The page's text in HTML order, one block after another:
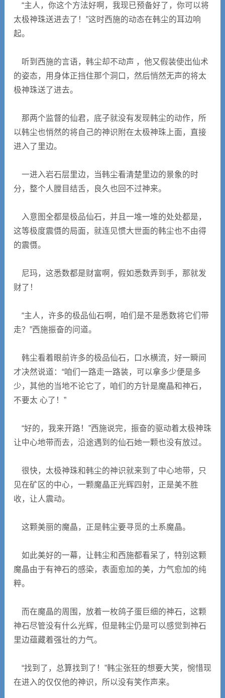
“主人，你这个方法好啊，我现已预备好了，你可以将
太极神珠送进去了！”这时西施的动态在韩尘的耳边响
起。
听到西施的言语，韩尘却不动声 ，他又假装使出仙术
的姿态，用身体正挡住那个洞口，然后悄然无声的将太
极神珠送了进去。
那两个监督的仙君，底子就没有发现韩尘的动作，所
以韩尘也悄然的将自己的神识附在太极神珠上面，直接
进入了里边。
一进入岩石层里边，当韩尘看清楚里边的景象的时
分，整个人膛目结舌，良久也回不过神来。
入意图全都是极品仙石，并且一堆一堆的处处都是，
这等极度震慑的局面，就连见惯大世面的韩尘也不由得
的震慑。
尼玛，这悉数都是财富啊，假如悉数弄到手，那就发
财了！
“主人，许多的极品仙石啊，咱们是不是悉数将它们带
走？”西施振奋的问道。
韩尘看着眼前许多的极品仙石，口水横流，好一瞬间
才决然说道：“咱们一路走一路装，可以拿多少便是多
少，其他的当地不论它了，咱们的方针是魔晶和神石，
不要太 心了！”
“好的，我来开路！”西施说完，振奋的驱动着太极神珠
让中心地带而去，沿途遇到的仙石她一颗也没有放过。
很快，太极神珠和韩尘的神识就来到了中心地带，只
见在矿区的中心，一颗魔晶正光辉四射，正是美不胜
收，让人震动。
这颗美丽的魔晶，正是韩尘要寻觅的土系魔晶。
如此美好的一幕，让韩尘和西施都看呆了，特别这颗
魔晶由于有神石的感染，表面愈加的美，力气愈加的纯
粹。
而在魔晶的周围，放着一枚鸽子蛋巨细的神石，这颗
神石尽管没有什么光辉，但是韩尘仍是可以感觉到神石
里边蕴藏着强壮的力气。
“找到了，总算找到了！”韩尘张狂的想要大笑，惋惜现
在进入的仅仅他的神识，所以没有笑作声来。